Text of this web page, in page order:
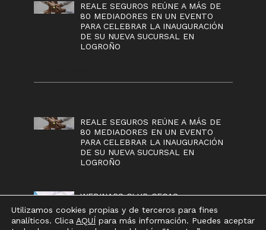
REALE SEGUROS REÚNE A MÁS DE
80 MEDIADORES EN UN EVENTO
PARA CELEBRAR LA INAUGURACIÓN
DE SU NUEVA SUCURSAL EN
LOGROÑO
REALE SEGUROS REÚNE A MÁS DE
80 MEDIADORES EN UN EVENTO
PARA CELEBRAR LA INAUGURACIÓN
DE SU NUEVA SUCURSAL EN
LOGROÑO
WEBINARS CLUB CECAS
Utilizamos cookies propias y de terceros para fines
analíticos. Clica AQUÍ para más información. Puedes aceptar